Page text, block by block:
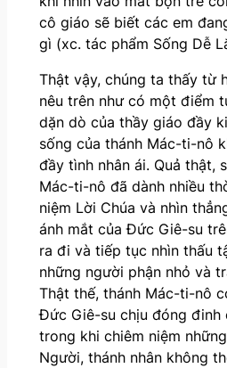
cô giáo sẽ biết các em
gì (xc. tác phẩm Sống Dễ
Thật vậy, chúng ta thấy từ
nêu trên như có một điểm
dặn dò của thầy giáo đầy
sống của thánh Mác-ti-nô
đầy tình nhân ái. Quả thật,
Mác-ti-nô đã dành nhiều
niệm Lời Chúa và nhìn
ánh mắt của Đức Giê-su
ra đi và tiếp tục nhìn thấu
những người phận nhỏ và
Thật thế, thánh Mác-ti-nô
Đức Giê-su chịu đóng đinh
trong khi chiêm niệm
Người, thánh nhân không